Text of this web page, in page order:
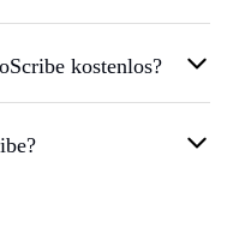
kostenlos?